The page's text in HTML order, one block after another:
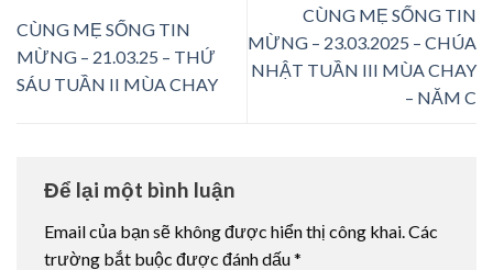
CÙNG MẸ SỐNG TIN
MỪNG – 21.03.25 – THỨ
SÁU TUẦN II MÙA CHAY
CÙNG MẸ SỐNG TIN
MỪNG – 23.03.2025 – CHÚA
NHẬT TUẦN III MÙA CHAY
– NĂM C
Để lại một bình luận
Email của bạn sẽ không được hiển thị công khai. Các
trường bắt buộc được đánh dấu*